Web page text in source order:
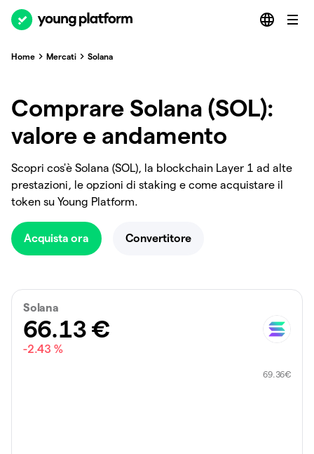
Home Mercati Solana
Comprare Solana (SOL):
valore e andamento
Scopri cos'è Solana (SOL), la blockchain Layer 1 ad alte
prestazioni, le opzioni di staking e come acquistare il
token su Young Platform.
Acquista ora Convertitore
Solana
66.13 €
-2.43 %
69.36€